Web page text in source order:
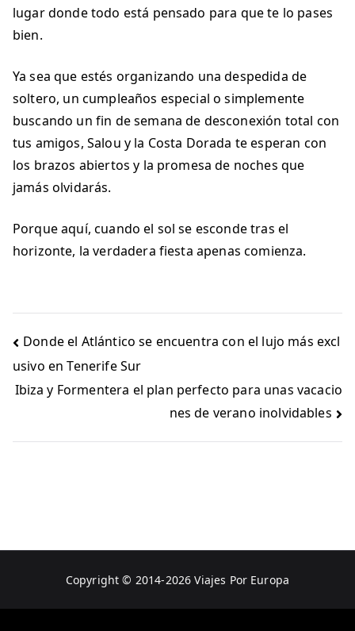
lugar donde todo está pensado para que te lo pases
bien.
Ya sea que estés organizando una despedida de
soltero, un cumpleaños especial o simplemente
buscando un fin de semana de desconexión total con
tus amigos, Salou y la Costa Dorada te esperan con
los brazos abiertos y la promesa de noches que
jamás olvidarás.
Porque aquí, cuando el sol se esconde tras el
horizonte, la verdadera fiesta apenas comienza.
Navegación
de
entradas
Donde el Atlántico se encuentra con el lujo más excl
usivo en Tenerife Sur
Ibiza y Formentera el plan perfecto para unas vacacio
nes de verano inolvidables
Copyright © 2014-2026Viajes Por Europa